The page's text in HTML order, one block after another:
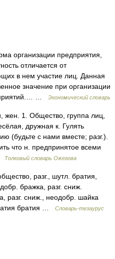
организации предприятия,
отличается от
в нем участие лиц. Данная
значение при организации
…
Экономический словарь
1. Общество, группа лиц,
дружная к. Гулять
(будьте с нами вместе; разг.).
что н. предпринятое всеми
Толковый словарь Ожегова
разг., шутл. братия,
бражка, разг. сниж.
разг. сниж., неодобр. шайка
братия …
Словарь-тезаурус